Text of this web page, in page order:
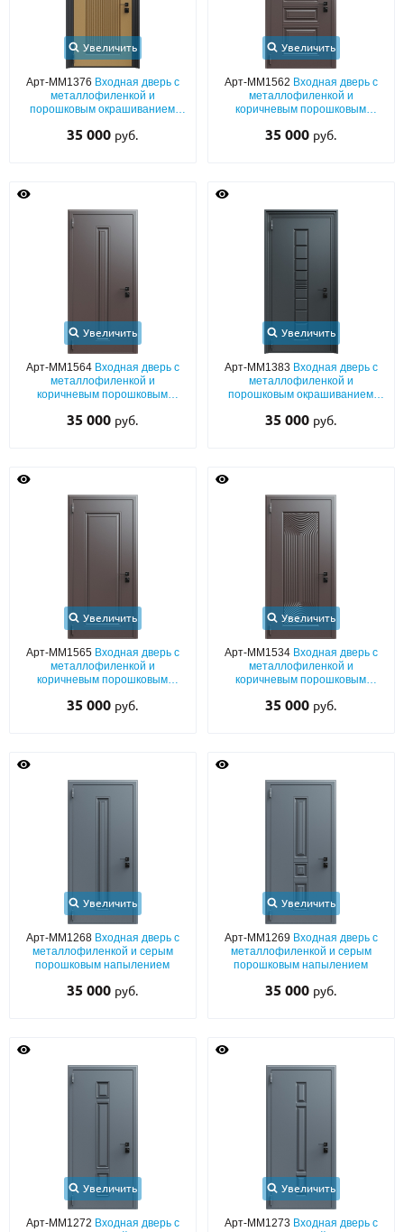
Увеличить
Арт-ММ1376 Входная дверь с
металлофиленкой и
порошковым окрашиванием
35 000 руб.
Увеличить
Арт-ММ1562 Входная дверь с
металлофиленкой и
коричневым порошковым
35 000 руб.
Увеличить
Арт-ММ1564 Входная дверь с
металлофиленкой и
коричневым порошковым
35 000 руб.
Увеличить
Арт-ММ1383 Входная дверь с
металлофиленкой и
порошковым окрашиванием
35 000 руб.
Увеличить
Арт-ММ1565 Входная дверь с
металлофиленкой и
коричневым порошковым
35 000 руб.
Увеличить
Арт-ММ1534 Входная дверь с
металлофиленкой и
коричневым порошковым
35 000 руб.
Увеличить
Арт-ММ1268 Входная дверь с
металлофиленкой и серым
порошковым напылением
35 000 руб.
Увеличить
Арт-ММ1269 Входная дверь с
металлофиленкой и серым
порошковым напылением
35 000 руб.
Увеличить
Арт-ММ1272 Входная дверь с
Увеличить
Арт-ММ1273 Входная дверь с